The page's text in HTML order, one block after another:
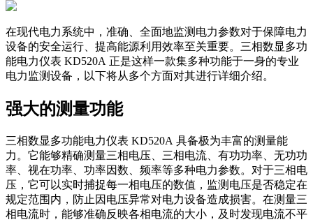
在现代电力系统中，准确、全面地监测电力参数对于保障电力
设备的安全运行、提高能源利用效率至关重要。三相数显多功
能电力仪表 KD520A 正是这样一款集多种功能于一身的专业
电力监测设备，以下将从多个方面对其进行详细介绍。
强大的测量功能
三相数显多功能电力仪表 KD520A 具备极为丰富的测量能
力。它能够精确测量三相电压、三相电流、有功功率、无功功
率、视在功率、功率因数、频率等多种电力参数。对于三相电
压，它可以实时捕捉每一相电压的数值，监测电压是否稳定在
规定范围内，防止因电压异常对电力设备造成损害。在测量三
相电流时，能够准确反映各相电流的大小，及时发现电流不平